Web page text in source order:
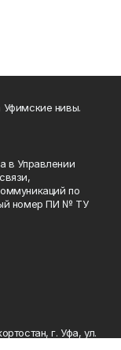
Уфимские нивы.
в Управлении
по
номер ПИ № ТУ
г. Уфа, ул.